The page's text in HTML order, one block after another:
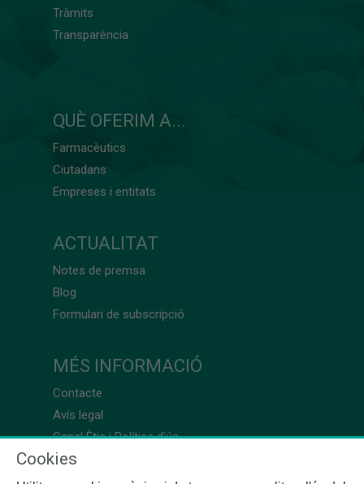
Tràmits
Transparència
QUÈ OFERIM A...
Farmacèutics
Ciutadans
Empreses i entitats
ACTUALITAT
Notes de premsa
Blog
Formulari de subscripció
MÉS INFORMACIÓ
Contacte
Avís legal
Canal Ètic i Política d’ús
Cookies